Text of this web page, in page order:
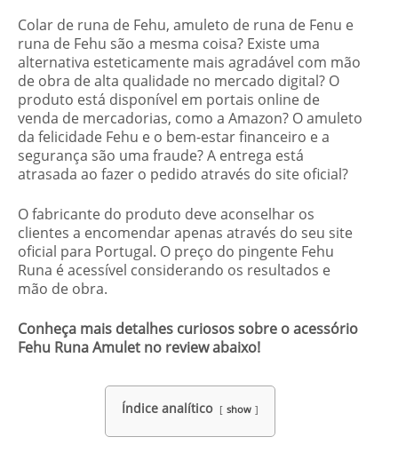
Colar de runa de Fehu, amuleto de runa de Fenu e
runa de Fehu são a mesma coisa? Existe uma
alternativa esteticamente mais agradável com mão
de obra de alta qualidade no mercado digital? O
produto está disponível em portais online de
venda de mercadorias, como a Amazon? O amuleto
da felicidade Fehu e o bem-estar financeiro e a
segurança são uma fraude? A entrega está
atrasada ao fazer o pedido através do site oficial?
O fabricante do produto deve aconselhar os
clientes a encomendar apenas através do seu site
oficial para Portugal. O preço do pingente Fehu
Runa é acessível considerando os resultados e
mão de obra.
Conheça mais detalhes curiosos sobre o acessório
Fehu Runa Amulet no review abaixo!
Índice analítico show